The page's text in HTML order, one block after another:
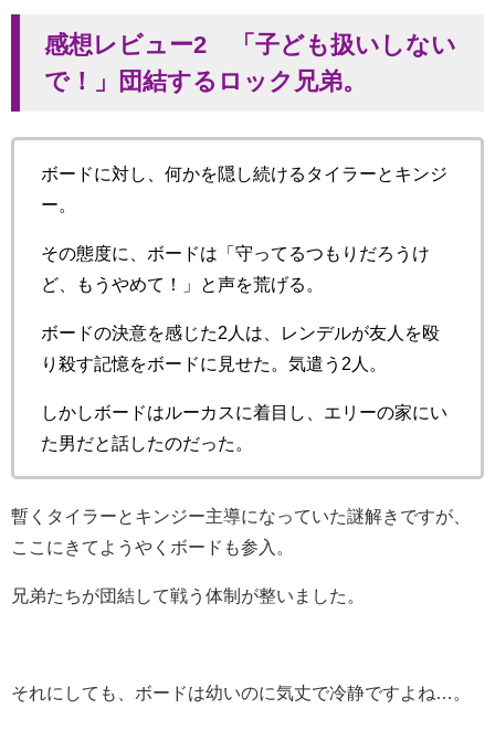
感想レビュー2 「子ども扱いしない
で！」団結するロック兄弟。
ボードに対し、何かを隠し続けるタイラーとキンジ
ー。
その態度に、ボードは「守ってるつもりだろうけ
ど、もうやめて！」と声を荒げる。
ボードの決意を感じた2人は、レンデルが友人を殴
り殺す記憶をボードに見せた。気遣う2人。
しかしボードはルーカスに着目し、エリーの家にい
た男だと話したのだった。
暫くタイラーとキンジー主導になっていた謎解きですが、
ここにきてようやくボードも参入。
兄弟たちが団結して戦う体制が整いました。
それにしても、ボードは幼いのに気丈で冷静ですよね…。